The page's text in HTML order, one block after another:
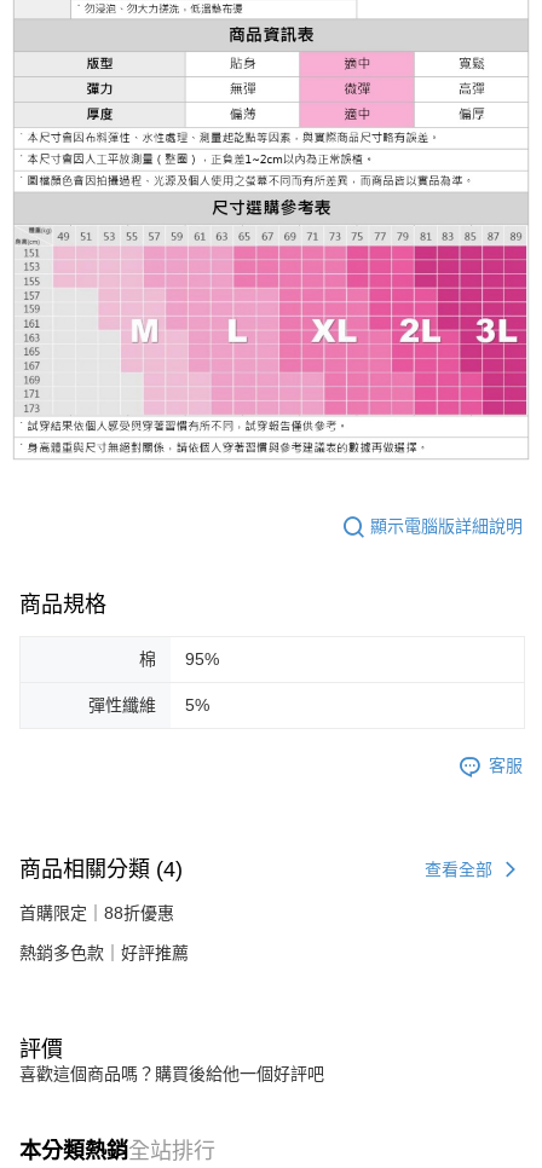
顯示電腦版詳細說明
商品規格
棉 95%
彈性纖維 5%
客服
商品相關分類 (4) 查看全部
首購限定｜88折優惠
熱銷多色款｜好評推薦
評價
喜歡這個商品嗎？購買後給他一個好評吧
本分類熱銷全站排行